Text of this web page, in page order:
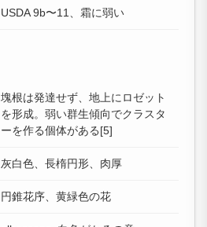
USDA 9b〜11、霜に弱い
塊根は発達せず、地上にロゼット
を形成。弱い群生傾向でクラスタ
ーを作る個体がある[5]
灰白色、長楕円形、肉厚
円錐花序、黄緑色の花